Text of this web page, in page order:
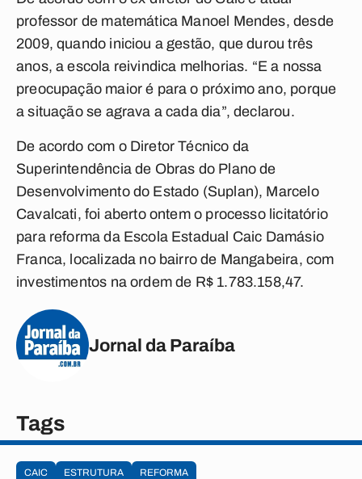
professor de matemática Manoel Mendes, desde
2009, quando iniciou a gestão, que durou três
anos, a escola reivindica melhorias. “E a nossa
preocupação maior é para o próximo ano, porque
a situação se agrava a cada dia”, declarou.
De acordo com o Diretor Técnico da
Superintendência de Obras do Plano de
Desenvolvimento do Estado (Suplan), Marcelo
Cavalcati, foi aberto ontem o processo licitatório
para reforma da Escola Estadual Caic Damásio
Franca, localizada no bairro de Mangabeira, com
investimentos na ordem de R$ 1.783.158,47.
Jornal da Paraíba
Tags
CAIC ESTRUTURA REFORMA